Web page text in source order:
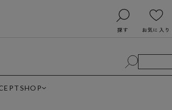
探す お気に入り
SHOP